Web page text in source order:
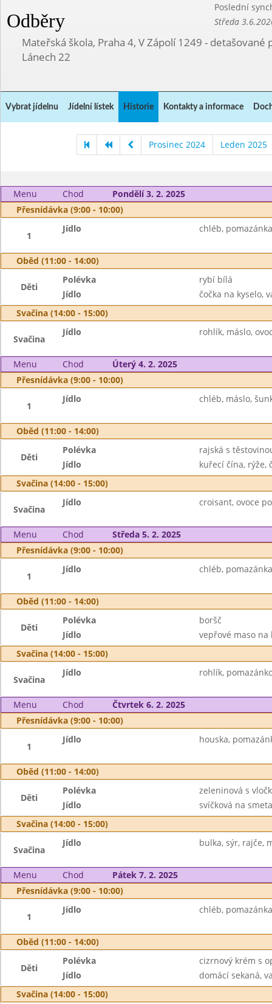
Odběry
Poslední
Středa
Mateřská škola, Praha 4, V Zápolí 1249 - detašované
Lánech 22
Vybrat jídelnu Jídelní lístek Historie Kontakty a informace
Prosinec 2024 Leden 2025
Menu Chod
Pondělí 3. 2. 2025
Přesnídávka (9:00 - 10:00)
1
Jídlo chléb,
Oběd (11:00 - 14:00)
Děti
Polévka
rybí bílá
Jídlo
čočka na kyselo,
Svačina (14:00 - 15:00)
Svačina
Jídlo rohlík, máslo,
Menu Chod
Úterý 4. 2. 2025
Přesnídávka (9:00 - 10:00)
1
Jídlo chléb, máslo,
Oběd (11:00 - 14:00)
Děti
Polévka
rajská s
Jídlo
kuřecí čína, rýže,
Svačina (14:00 - 15:00)
Svačina
Jídlo croisant, ovoce
Menu Chod
Středa 5. 2. 2025
Přesnídávka (9:00 - 10:00)
1
Jídlo chléb,
Oběd (11:00 - 14:00)
Děti
Polévka
boršč
Jídlo
vepřové maso na
Svačina (14:00 - 15:00)
Svačina
Jídlo rohlík,
Menu Chod
Čtvrtek 6. 2. 2025
Přesnídávka (9:00 - 10:00)
1
Jídlo houska,
Oběd (11:00 - 14:00)
Děti
Polévka
zeleninová s
Jídlo
svíčková na
Svačina (14:00 - 15:00)
Svačina
Jídlo bulka, sýr, rajče,
Menu Chod
Pátek 7. 2. 2025
Přesnídávka (9:00 - 10:00)
1
Jídlo chléb,
Oběd (11:00 - 14:00)
Děti
Polévka
cizrnový krém s
Jídlo
domácí sekaná,
Svačina (14:00 - 15:00)